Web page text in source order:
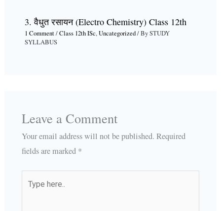
3. वैधुत रसायन (Electro Chemistry) Class 12th
1 Comment/Class 12th ISc,Uncategorized/ BySTUDY
SYLLABUS
Leave a Comment
Your email address will not be published. Required
fields are marked *
here..